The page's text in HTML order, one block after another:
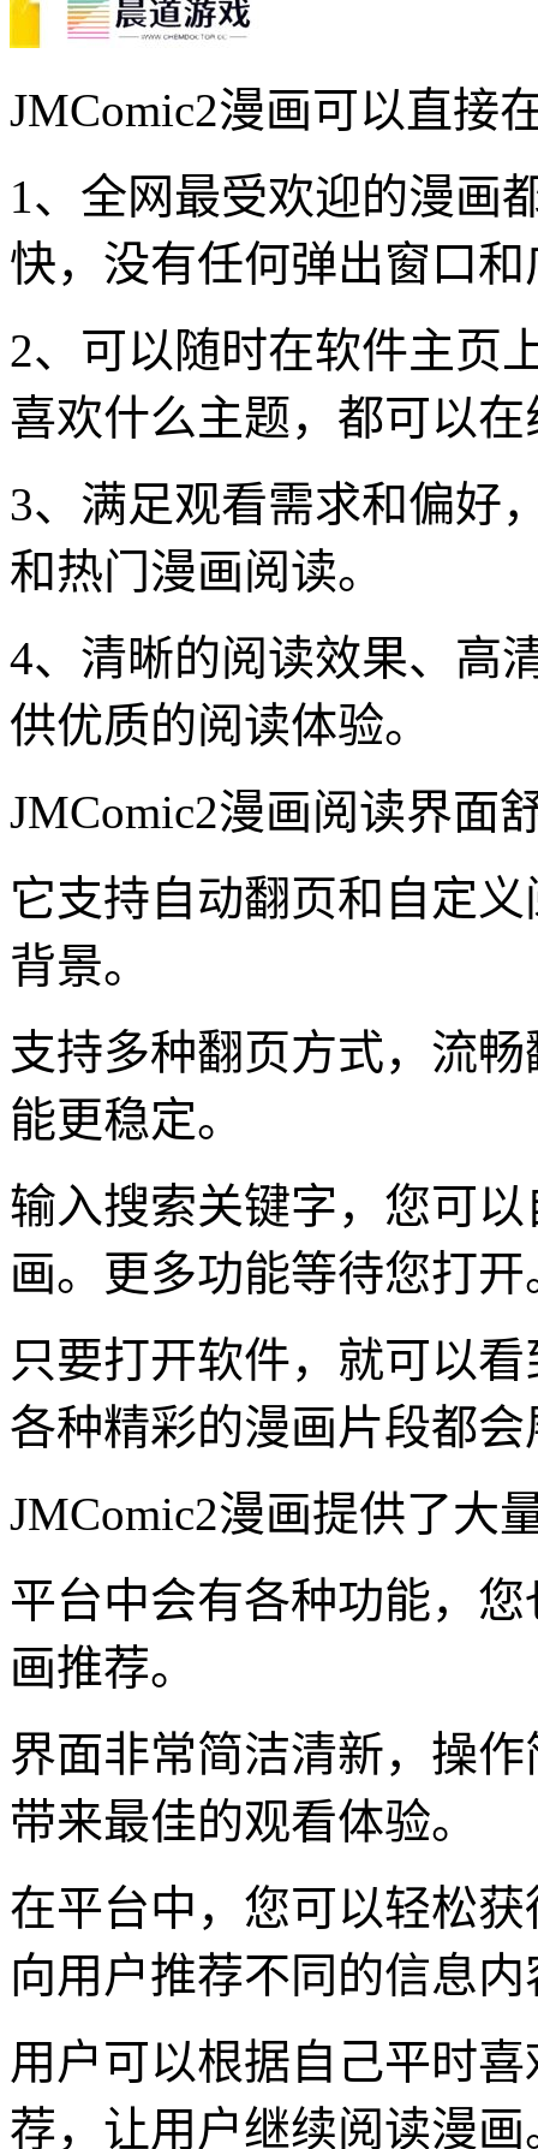
JMComic2漫画可以直接
1、全网最受欢迎的漫画
快，没有任何弹出窗口
2、可以随时在软件主页
喜欢什么主题，都可以
3、满足观看需求和偏好
和热门漫画阅读。
4、清晰的阅读效果、高
供优质的阅读体验。
JMComic2漫画阅读界面
它支持自动翻页和自定
背景。
支持多种翻页方式，流
能更稳定。
输入搜索关键字，您可
画。更多功能等待您打开
只要打开软件，就可以
各种精彩的漫画片段都
JMComic2漫画提供了大
平台中会有各种功能，
画推荐。
界面非常简洁清新，操
带来最佳的观看体验。
在平台中，您可以轻松
向用户推荐不同的信息内
用户可以根据自己平时
荐，让用户继续阅读漫画